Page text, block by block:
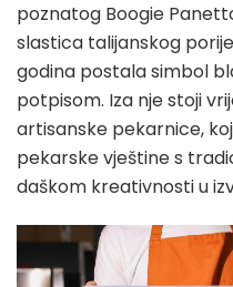
poznatog Boogie
slastica talijanskog
godina postala simbol
potpisom. Iza nje stoji
artisanske pekarnice,
pekarske vještine s
daškom kreativnosti u